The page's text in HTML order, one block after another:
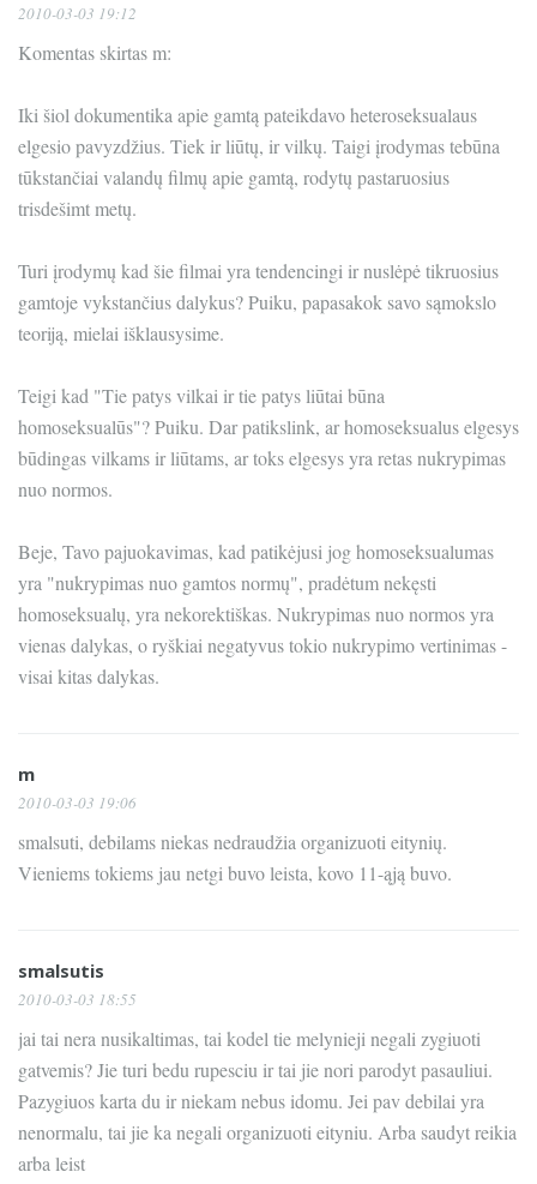
2010-03-03 19:12
Komentas skirtas m:
Iki šiol dokumentika apie gamtą pateikdavo heteroseksualaus
elgesio pavyzdžius. Tiek ir liūtų, ir vilkų. Taigi įrodymas tebūna
tūkstančiai valandų filmų apie gamtą, rodytų pastaruosius
trisdešimt metų.
Turi įrodymų kad šie filmai yra tendencingi ir nuslėpė tikruosius
gamtoje vykstančius dalykus? Puiku, papasakok savo sąmokslo
teoriją, mielai išklausysime.
Teigi kad "Tie patys vilkai ir tie patys liūtai būna
homoseksualūs"? Puiku. Dar patikslink, ar homoseksualus elgesys
būdingas vilkams ir liūtams, ar toks elgesys yra retas nukrypimas
nuo normos.
Beje, Tavo pajuokavimas, kad patikėjusi jog homoseksualumas
yra "nukrypimas nuo gamtos normų", pradėtum nekęsti
homoseksualų, yra nekorektiškas. Nukrypimas nuo normos yra
vienas dalykas, o ryškiai negatyvus tokio nukrypimo vertinimas -
visai kitas dalykas.
m
2010-03-03 19:06
smalsuti, debilams niekas nedraudžia organizuoti eitynių.
Vieniems tokiems jau netgi buvo leista, kovo 11-ąją buvo.
smalsutis
2010-03-03 18:55
jai tai nera nusikaltimas, tai kodel tie melynieji negali zygiuoti
gatvemis? Jie turi bedu rupesciu ir tai jie nori parodyt pasauliui.
Pazygiuos karta du ir niekam nebus idomu. Jei pav debilai yra
nenormalu, tai jie ka negali organizuoti eityniu. Arba saudyt reikia
arba leist